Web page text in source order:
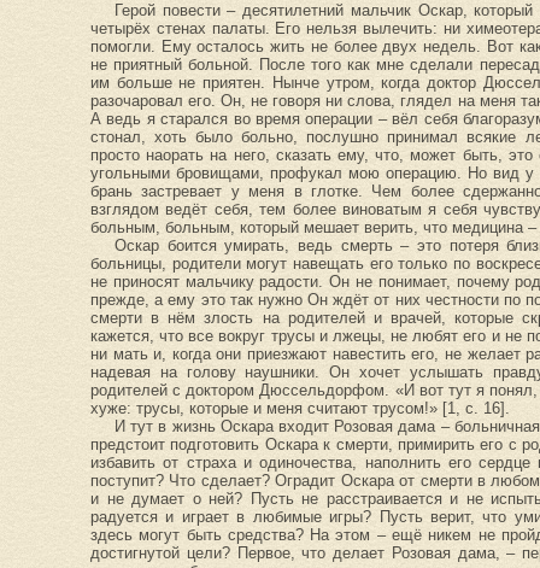
Герой повести – десятилетний мальчик Оскар,
четырёх стенах палаты. Его нельзя вылечить: ни
помогли. Ему осталось жить не более двух недель. Вот
не приятный больной. После того как мне сделали
им больше не приятен. Нынче утром, когда доктор
разочаровал его. Он, не говоря ни слова, глядел на меня
А ведь я старался во время операции – вёл себя
стонал, хоть было больно, послушно принимал всякие
просто наорать на него, сказать ему, что, может быть,
угольными бровищами, профукал мою операцию. Но вид у
брань застревает у меня в глотке. Чем более
взглядом ведёт себя, тем более виноватым я себя
больным, больным, который мешает верить, что медицина
Оскар боится умирать, ведь смерть – это потеря
больницы, родители могут навещать его только по
не приносят мальчику радости. Он не понимает, почему
прежде, а ему это так нужно Он ждёт от них честности по
смерти в нём злость на родителей и врачей, которые
кажется, что все вокруг трусы и лжецы, не любят его и не
ни мать и, когда они приезжают навестить его, не желает
надевая на голову наушники. Он хочет услышать
родителей с доктором Дюссельдорфом. «И вот тут я
хуже: трусы, которые и меня считают трусом!» [1, с. 16].
И тут в жизнь Оскара входит Розовая дама –
предстоит подготовить Оскара к смерти, примирить его с
избавить от страха и одиночества, наполнить его
поступит? Что сделает? Оградит Оскара от смерти в
и не думает о ней? Пусть не расстраивается и не
радуется и играет в любимые игры? Пусть верит, что
здесь могут быть средства? На этом – ещё никем не
достигнутой цели? Первое, что делает Розовая дама, –